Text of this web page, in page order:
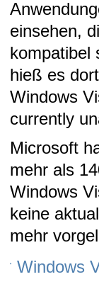
einsehen,
kompatibel
hieß es
Windows
currently
Microsoft
mehr als
Windows
keine
mehr
Windows